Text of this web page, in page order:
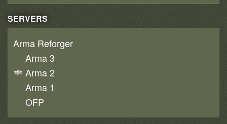
SERVERS
Arma Reforger
Arma 3
Arma 2
Arma 1
OFP